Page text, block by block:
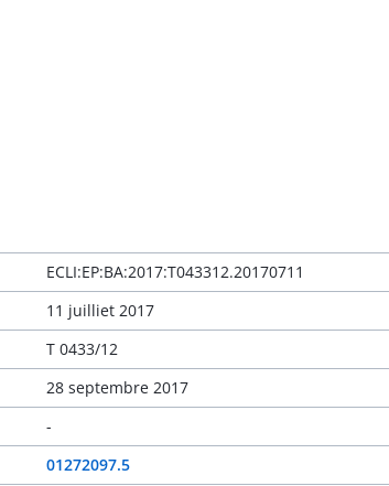
ECLI:EP:BA:2017:T043312.20170711
11 juilliet 2017
T 0433/12
28 septembre 2017
-
01272097.5